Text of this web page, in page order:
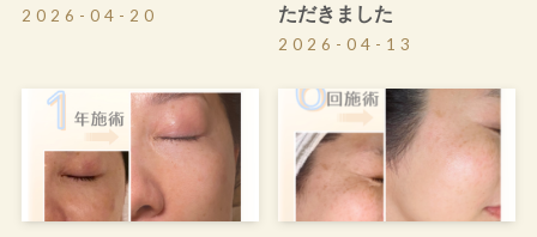
2026-04-20
ただきました
2026-04-13